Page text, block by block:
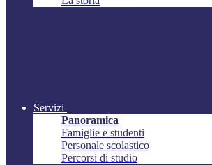
Servizi
Panoramica
Famiglie e studenti
Personale scolastico
Percorsi di studio